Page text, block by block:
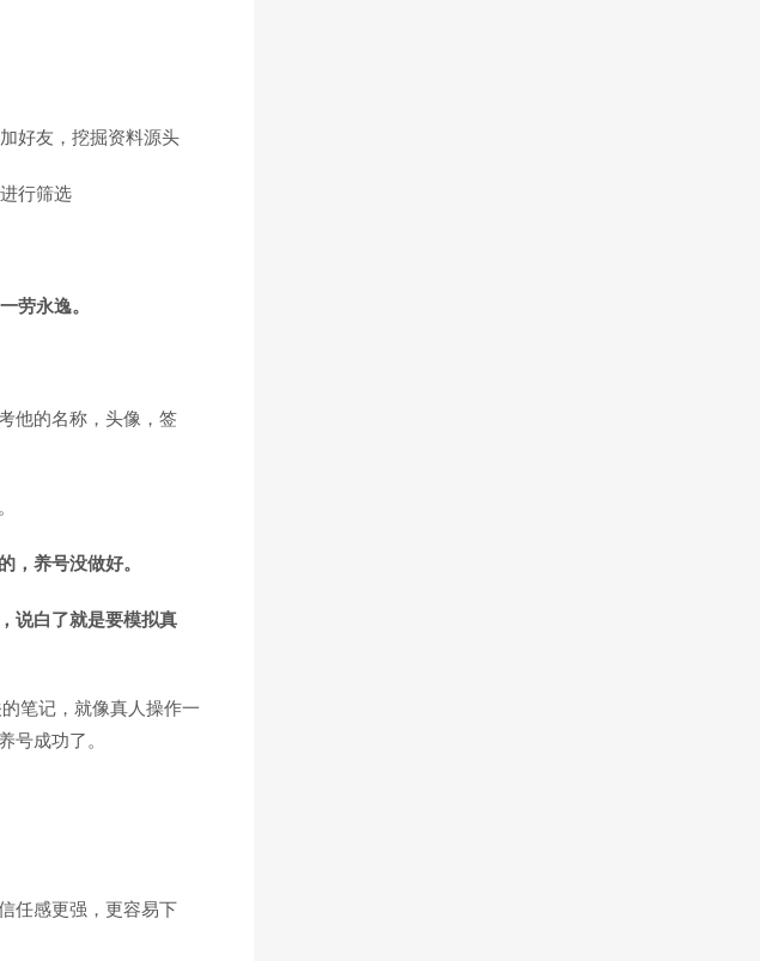
好友，挖掘资料源头
行筛选
劳永逸。
他的名称，头像，签
，养号没做好。
说白了就是要模拟真
笔记，就像真人操作一
号成功了。
任感更强，更容易下